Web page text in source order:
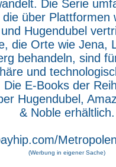
Die Serie
die über Plattformen
Hugendubel
die Orte wie Jena,
behandeln, sind
und
Die E-Books der
Hugendubel,
& Noble erhältlich.
(Werbung in eigener Sache)